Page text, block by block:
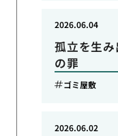
孤立を生
の罪
2026.06.04
ゴミ屋敷
2026.06.02